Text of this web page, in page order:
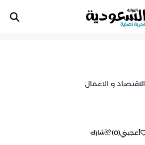
الاقتصاد و الاعمال
أعجبني(
0
) شارك